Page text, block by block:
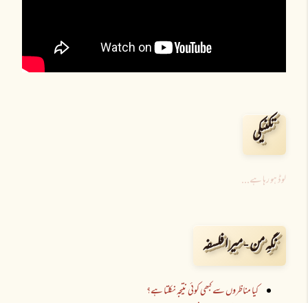
تکنیکی
لوڈ ہو رہا ہے...
نگہِ من - میرا فلسفہ
کیا مناظروں سے کبھی کوئی نتیجہ نکلتا ہے؟